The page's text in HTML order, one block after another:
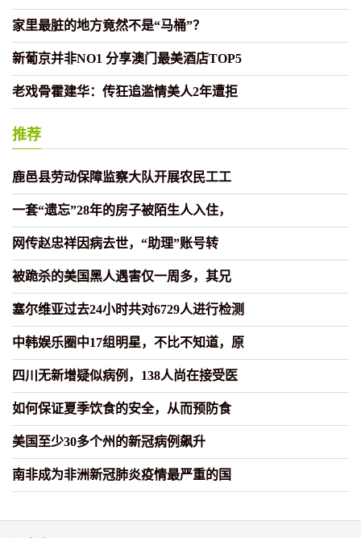
家里最脏的地方竟然不是“马桶”？
新葡京并非NO1 分享澳门最美酒店TOP5
老戏骨霍建华：传狂追滥情美人2年遭拒
推荐
鹿邑县劳动保障监察大队开展农民工工
一套“遗忘”28年的房子被陌生人入住，
网传赵忠祥因病去世，“助理”账号转
被跪杀的美国黑人遇害仅一周多，其兄
塞尔维亚过去24小时共对6729人进行检测
中韩娱乐圈中17组明星，不比不知道，原
四川无新增疑似病例，138人尚在接受医
如何保证夏季饮食的安全，从而预防食
美国至少30多个州的新冠病例飙升
南非成为非洲新冠肺炎疫情最严重的国